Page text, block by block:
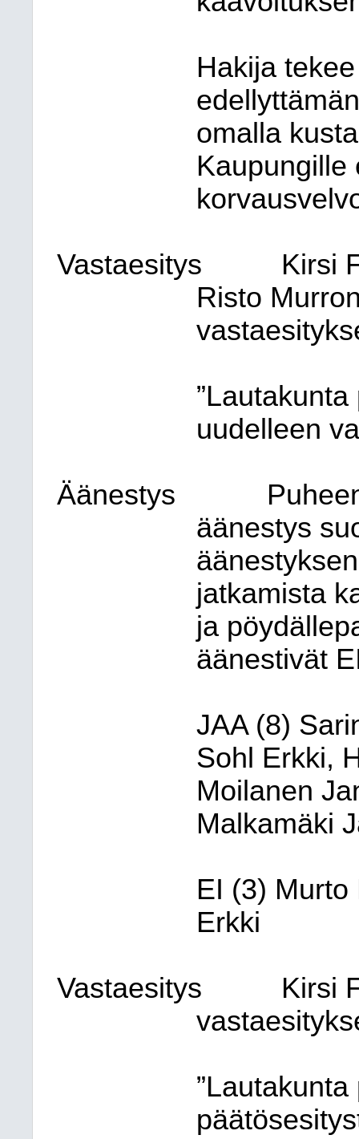
Hakija
omalla
Kaupungille
Vastaesitys
Kirsi
Risto
uudelleen
Äänestys
äänestys
jatkamista
ja
äänestivät
JAA (8)
Sohl Erkki,
Moilanen
Malkamäki
EI (3)
Erkki
Vastaesitys
Kirsi